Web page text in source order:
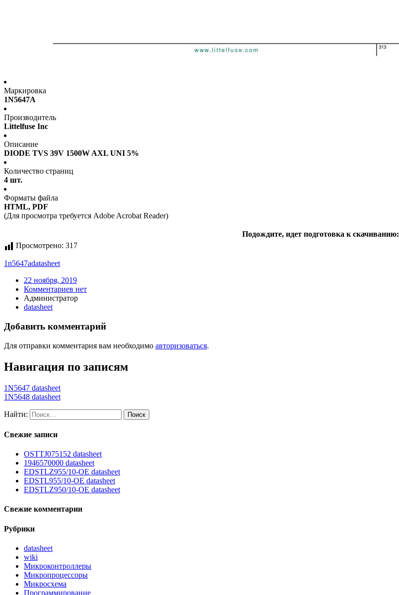
Маркировка
1N5647A
Производитель
Littelfuse Inc
Описание
DIODE TVS 39V 1500W AXL UNI 5%
Количество страниц
4 шт.
Форматы файла
HTML, PDF
(Для просмотра требуется Adobe Acrobat Reader)
Подождите, идет подготовка к скачиванию:
Просмотрено: 317
1n5647adatasheet
22 ноября, 2019
Комментариев нет
Администратор
datasheet
Добавить комментарий
Для отправки комментария вам необходимо авторизоваться.
Навигация по записям
1N5647 datasheet
1N5648 datasheet
Найти:
Свежие записи
OSTTJ075152 datasheet
1946570000 datasheet
EDSTLZ955/10-OE datasheet
EDSTL955/10-OE datasheet
EDSTLZ950/10-OE datasheet
Свежие комментарии
Рубрики
datasheet
wiki
Микроконтроллеры
Микропроцессоры
Микросхема
Программирование